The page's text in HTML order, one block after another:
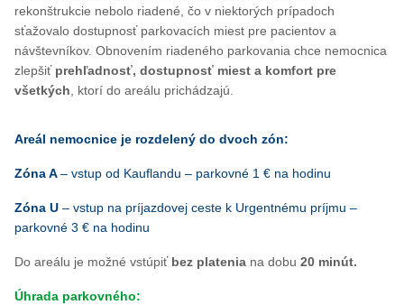
rekonštrukcie nebolo riadené, čo v niektorých prípadoch
sťažovalo dostupnosť parkovacích miest pre pacientov a
návštevníkov. Obnovením riadeného parkovania chce nemocnica
zlepšiť prehľadnosť, dostupnosť miest a komfort pre
všetkých, ktorí do areálu prichádzajú.
Areál nemocnice je rozdelený do dvoch zón:
Zóna A– vstup od Kauflandu – parkovné 1 € na hodinu
Zóna U – vstup na príjazdovej ceste k Urgentnému príjmu –
parkovné 3 € na hodinu
Do areálu je možné vstúpiť bez platenia na dobu 20 minút.
Úhrada parkovného: